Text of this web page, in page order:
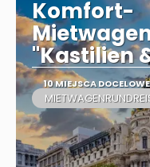
Komfort-
"Kastilien
10 MIEJSCA DOCELOWE